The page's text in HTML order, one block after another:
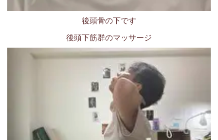
後頭骨の下です
後頭下筋群のマッサージ